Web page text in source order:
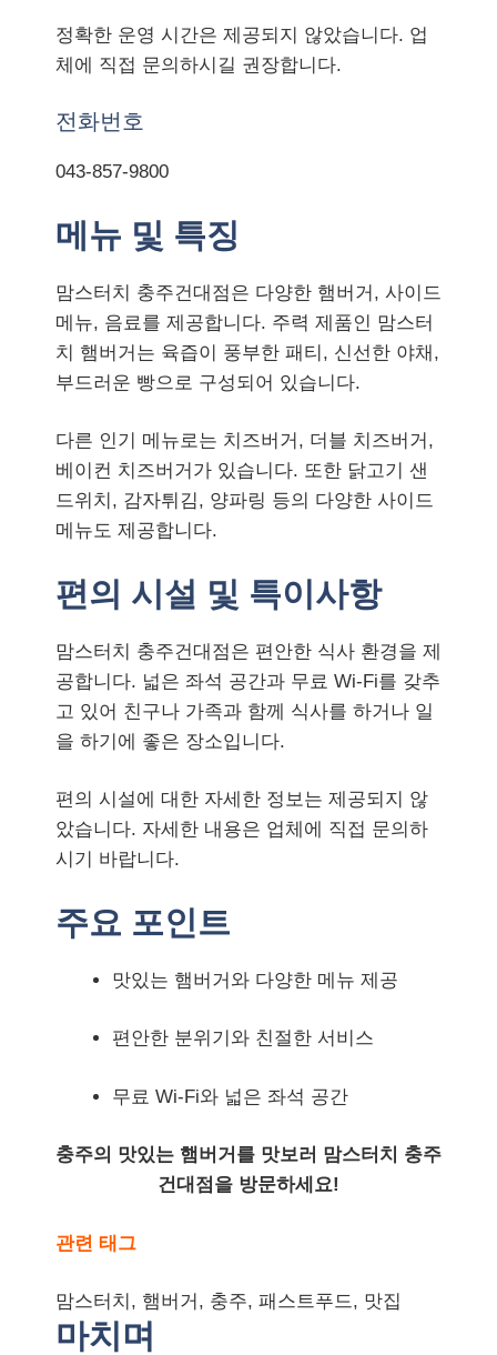
정확한 운영 시간은 제공되지 않았습니다. 업
체에 직접 문의하시길 권장합니다.
전화번호
043-857-9800
메뉴 및 특징
맘스터치 충주건대점은 다양한 햄버거, 사이드
메뉴, 음료를 제공합니다. 주력 제품인 맘스터
치 햄버거는 육즙이 풍부한 패티, 신선한 야채,
부드러운 빵으로 구성되어 있습니다.
다른 인기 메뉴로는 치즈버거, 더블 치즈버거,
베이컨 치즈버거가 있습니다. 또한 닭고기 샌
드위치, 감자튀김, 양파링 등의 다양한 사이드
메뉴도 제공합니다.
편의 시설 및 특이사항
맘스터치 충주건대점은 편안한 식사 환경을 제
공합니다. 넓은 좌석 공간과 무료 Wi-Fi를 갖추
고 있어 친구나 가족과 함께 식사를 하거나 일
을 하기에 좋은 장소입니다.
편의 시설에 대한 자세한 정보는 제공되지 않
았습니다. 자세한 내용은 업체에 직접 문의하
시기 바랍니다.
주요 포인트
맛있는 햄버거와 다양한 메뉴 제공
편안한 분위기와 친절한 서비스
무료 Wi-Fi와 넓은 좌석 공간
충주의 맛있는 햄버거를 맛보러 맘스터치 충주
건대점을 방문하세요!
관련 태그
맘스터치, 햄버거, 충주, 패스트푸드, 맛집
마치며